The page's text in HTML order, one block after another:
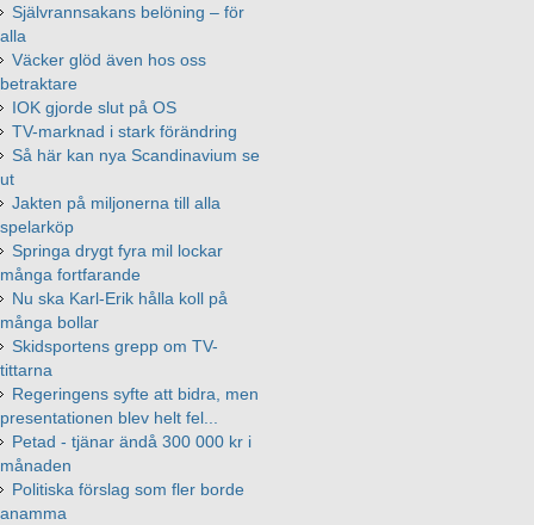
Självrannsakans belöning – för
alla
Väcker glöd även hos oss
betraktare
IOK gjorde slut på OS
TV-marknad i stark förändring
Så här kan nya Scandinavium se
ut
Jakten på miljonerna till alla
spelarköp
Springa drygt fyra mil lockar
många fortfarande
Nu ska Karl-Erik hålla koll på
många bollar
Skidsportens grepp om TV-
tittarna
Regeringens syfte att bidra, men
presentationen blev helt fel...
Petad - tjänar ändå 300 000 kr i
månaden
Politiska förslag som fler borde
anamma